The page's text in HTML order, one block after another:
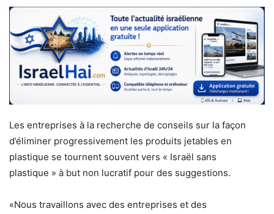
Les entreprises à la recherche de conseils sur la façon
d’éliminer progressivement les produits jetables en
plastique se tournent souvent vers « Israël sans
plastique » à but non lucratif pour des suggestions.
«Nous travaillons avec des entreprises et des